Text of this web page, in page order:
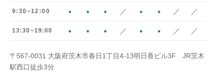
9:30~12:00 ● ● ● ／ ● ● ／ ／
13:30~19:00 ● ● ● ／ ● ● ／ ／
〒567-0031 大阪府茨木市春日1丁目4-13明日香ビル3F JR茨木
駅西口徒歩3分